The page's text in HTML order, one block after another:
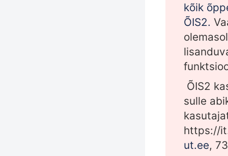
kõik
ÕIS2.
ÕIS2
sulle
https://
ut.ee,